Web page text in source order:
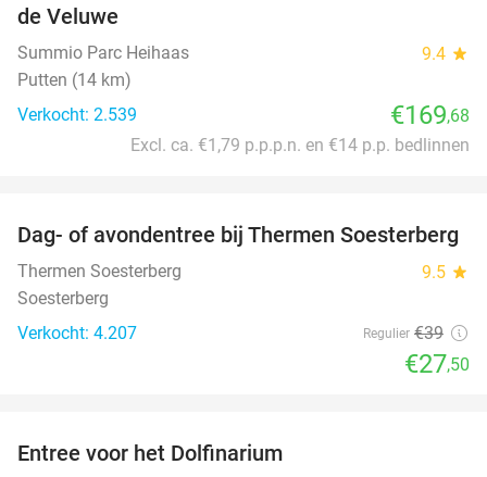
de Veluwe
Summio Parc Heihaas 9.4 star
Putten (14 km)
Verkocht: 2.539
€169,68
Excl. ca. €1,79 p.p.p.n. en €14 p.p. bedlinnen
29%
Dag- of avondentree bij Thermen Soesterberg
Thermen Soesterberg 9.5 star
Soesterberg
Verkocht: 4.207
Regulier €39
€27,50
Entree voor het Dolfinarium